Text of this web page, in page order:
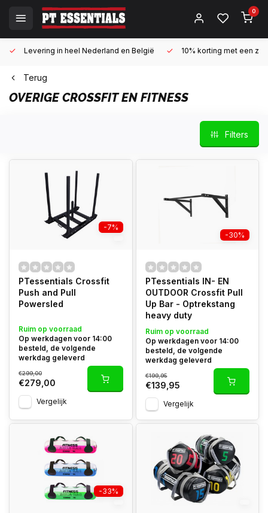
0
Levering in heel Nederland en België 10% korting met een
Terug
OVERIGE CROSSFIT EN FITNESS
Filters
-7%
PTessentials Crossfit
Push and Pull
Powersled
Ruim op voorraad
Op werkdagen voor 14:00
besteld, de volgende
werkdag geleverd
€299,00
€279,00
Vergelijk
-30%
PTessentials IN- EN
OUTDOOR Crossfit Pull
Up Bar - Optrekstang
heavy duty
Ruim op voorraad
Op werkdagen voor 14:00
besteld, de volgende
werkdag geleverd
€199,95
€139,95
Vergelijk
-33%